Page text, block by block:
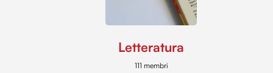
Letteratura
111 membri